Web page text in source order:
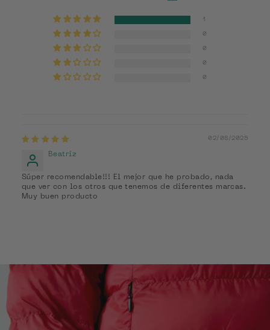
1
0
0
0
0
02/08/2025
Beatriz
Súper recomendable!!! El mejor que he probado, nada
que ver con los otros que tenemos de diferentes marcas.
Muy buen producto